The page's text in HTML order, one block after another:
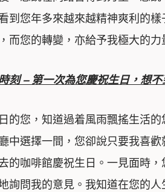
到您年多來越來越精神爽利的
而您的轉變，亦給予我極大的力
刻–第一次為您慶祝生日，想
的您，知道過着風雨飄搖生活
中選擇一間，您卻說只要我喜
的咖啡館慶祝生日。一見面時
詢問我的意見。我知道在您的